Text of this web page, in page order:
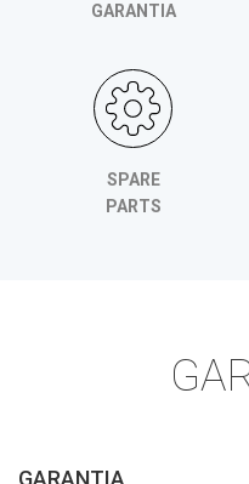
GARANTIA
SPARE
PARTS
GARANTIA